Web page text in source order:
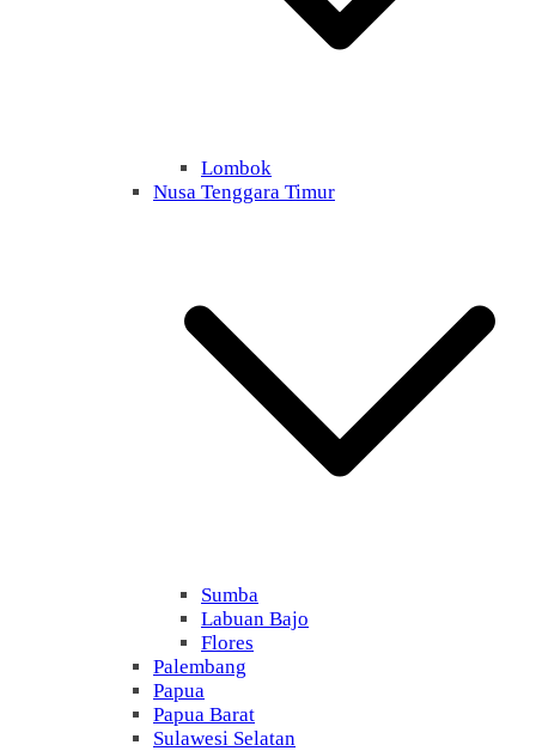
Lombok
Nusa Tenggara Timur
Sumba
Labuan Bajo
Flores
Palembang
Papua
Papua Barat
Sulawesi Selatan